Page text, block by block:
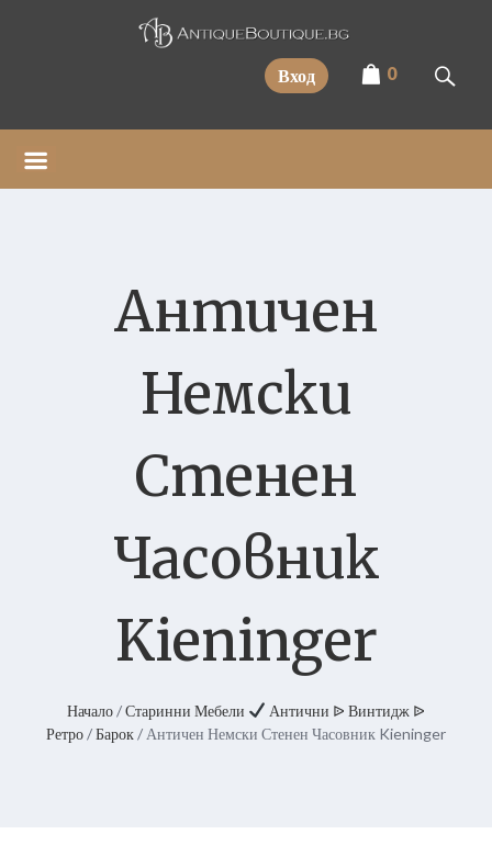
Вход 0
Античен
Немски
Стенен
Часовник
Kieninger
Начало/Старинни Мебели
Антични ᐉ Винтидж ᐉ
Ретро/Барок/ Античен Немски Стенен Часовник Kieninger